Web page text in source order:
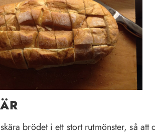
brödet i ett stort rutmönster, så att